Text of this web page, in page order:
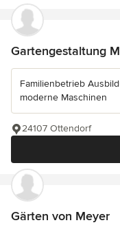
Gartengestaltung
Familienbetrieb
moderne Maschinen
24107 Ottendorf
Gärten von Meyer